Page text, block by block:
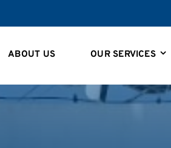
ABOUT US OUR SERVICES